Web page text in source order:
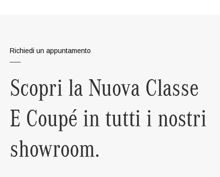
Richiedi un appuntamento
Scopri la Nuova Classe
E Coupé in tutti i nostri
showroom.